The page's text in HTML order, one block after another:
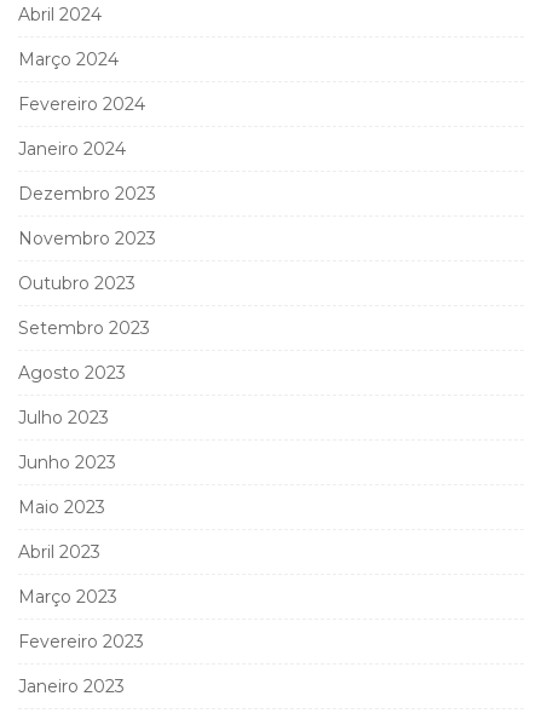
Abril 2024
Março 2024
Fevereiro 2024
Janeiro 2024
Dezembro 2023
Novembro 2023
Outubro 2023
Setembro 2023
Agosto 2023
Julho 2023
Junho 2023
Maio 2023
Abril 2023
Março 2023
Fevereiro 2023
Janeiro 2023